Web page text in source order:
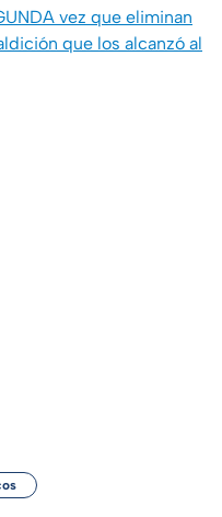
vez que eliminan
que los alcanzó al